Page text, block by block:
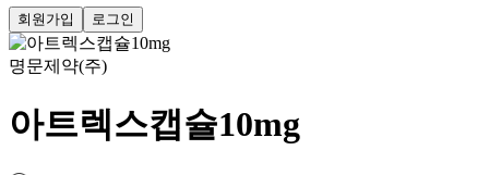
회원가입 로그인
명문제약(주)
아트렉스캡슐10mg